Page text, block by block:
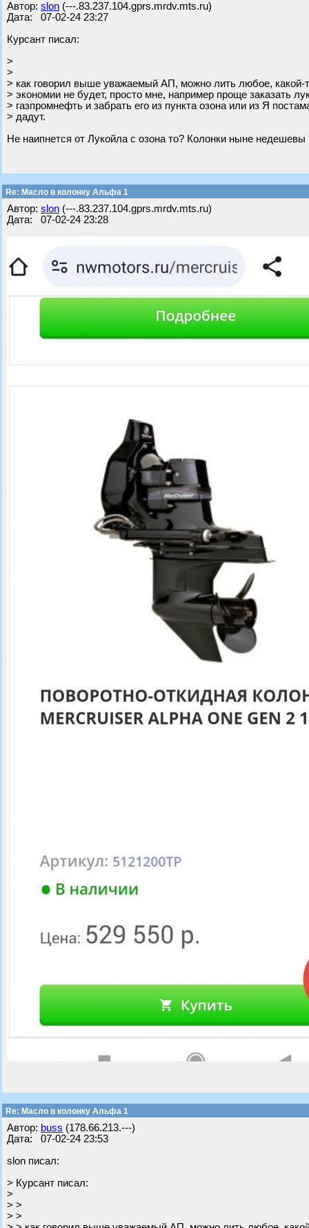
Автор: slon (---.83.237.104.gprs.mrdv.mts.ru)
Дата: 07-02-24 23:27
Курсант писал:
>
>
> как говорил выше уважаемый АП, можно лить любое, какой-
> экономии не будет, просто мне, например проще заказать
> газпромнефть и забрать его из пункта озона или из Я
> дадут.
Не наипнется от Лукойла с озона то? Колонки ныне недешевы
Re: Масло в колонку Альфа 1
Автор: slon (---.83.237.104.gprs.mrdv.mts.ru)
Дата: 07-02-24 23:28
Re: Масло в колонку Альфа 1
Автор: buss (178.66.213.---)
Дата: 07-02-24 23:53
slon писал:
> Курсант писал:
>
> >
> >